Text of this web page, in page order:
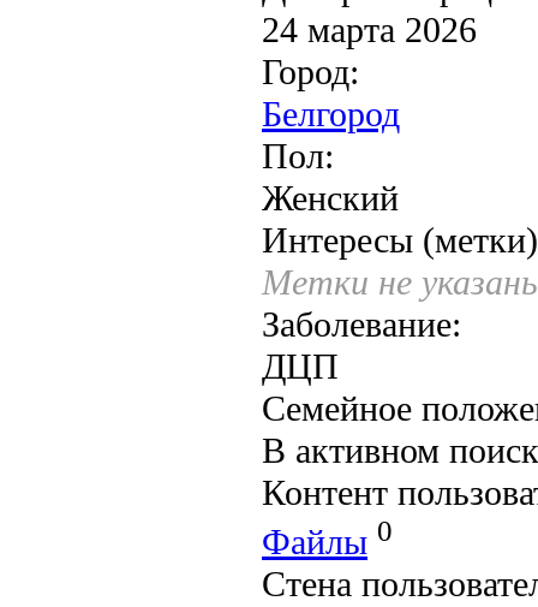
24 марта 2026
Город:
Белгород
Пол:
Женский
Интересы
Метки не
Заболевание:
ДЦП
Семейное
В активном
Контент
Файлы 0
Стена